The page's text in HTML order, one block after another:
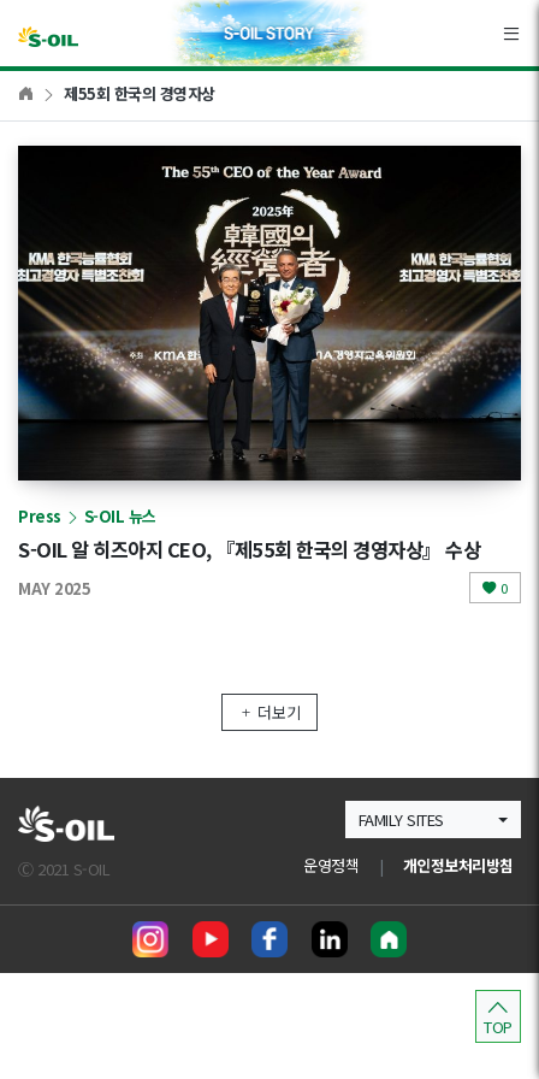
제55회 한국의 경영자상
Press S-OIL 뉴스
S-OIL 알 히즈아지 CEO, 『제55회 한국의 경영자상』 수상
MAY 2025 0
더보기
FAMILY SITES
Ⓒ 2021 S-OIL 운영정책 | 개인정보처리방침
TOP